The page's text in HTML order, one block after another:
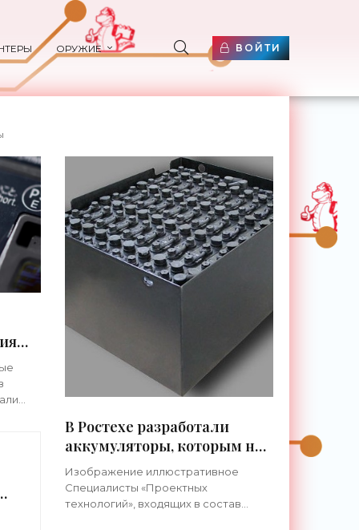
ОРУЖИЕ ВОЙТИ
В Ростехе разработали
аккумуляторы, которым не
страшны морозы и
сквозные повреждения -
«Технологии»
Изображение иллюстративное
Специалисты «Проектных
технологий», входящих в состав